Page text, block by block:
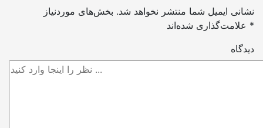
نشانی ایمیل شما منتشر نخواهد شد. بخش‌های موردنیاز
*
دیدگاه